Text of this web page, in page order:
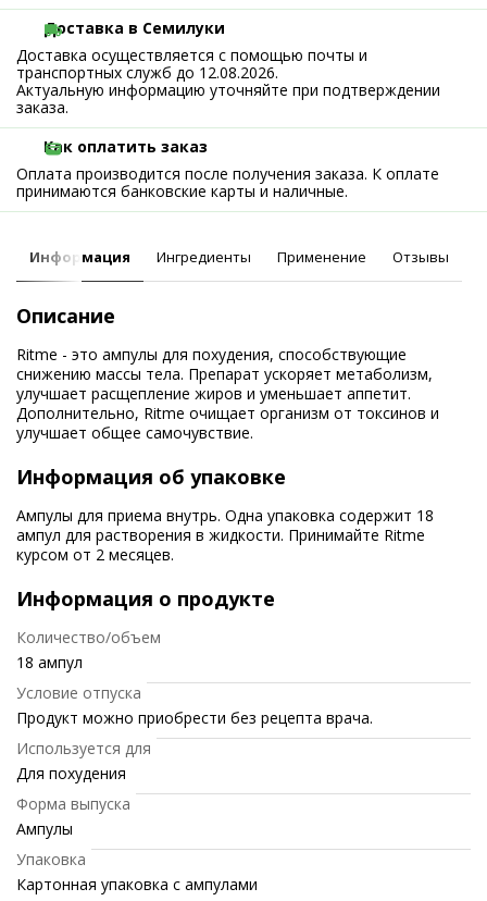
Доставка в Семилуки
Доставка осуществляется с помощью почты и
транспортных служб до 12.08.2026.
Актуальную информацию уточняйте при подтверждении
заказа.
Как оплатить заказ
Оплата производится после получения заказа. К оплате
принимаются банковские карты и наличные.
Информация Ингредиенты Применение Отзывы
Описание
Ritme - это ампулы для похудения, способствующие
снижению массы тела. Препарат ускоряет метаболизм,
улучшает расщепление жиров и уменьшает аппетит.
Дополнительно, Ritme очищает организм от токсинов и
улучшает общее самочувствие.
Информация об упаковке
Ампулы для приема внутрь. Одна упаковка содержит 18
ампул для растворения в жидкости. Принимайте Ritme
курсом от 2 месяцев.
Информация о продукте
Количество/объем
18 ампул
Условие отпуска
Продукт можно приобрести без рецепта врача.
Используется для
Для похудения
Форма выпуска
Ампулы
Упаковка
Картонная упаковка с ампулами